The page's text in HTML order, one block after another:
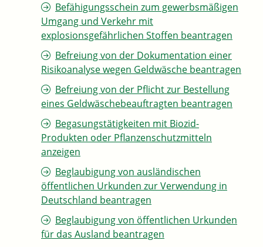
Befähigungsschein zum gewerbsmäßigen
Umgang und Verkehr mit
explosionsgefährlichen Stoffen beantragen
Befreiung von der Dokumentation einer
Risikoanalyse wegen Geldwäsche beantragen
Befreiung von der Pflicht zur Bestellung
eines Geldwäschebeauftragten beantragen
Begasungstätigkeiten mit Biozid-
Produkten oder Pflanzenschutzmitteln
anzeigen
Beglaubigung von ausländischen
öffentlichen Urkunden zur Verwendung in
Deutschland beantragen
Beglaubigung von öffentlichen Urkunden
für das Ausland beantragen